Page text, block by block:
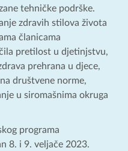
tehničke podrške.
zdravih stilova života
članicama
pretilost u djetinjstvu,
prehrana u djece,
društvene norme,
u siromašnima okruga
programa
8. i 9. veljače 2023.